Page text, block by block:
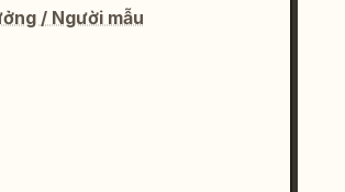
/ Người mẫu